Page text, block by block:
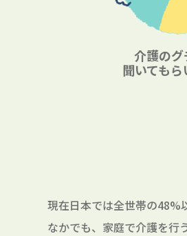
介護のグ
聞いても
現在日本では全世帯の48%
なかでも、家庭で介護を行